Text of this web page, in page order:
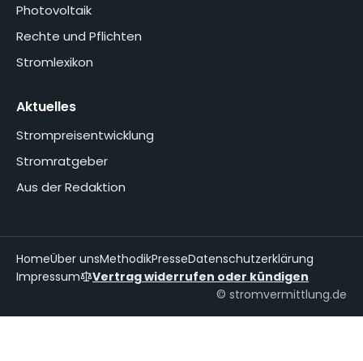
Photovoltaik
Rechte und Pflichten
Stromlexikon
Aktuelles
Strompreisentwicklung
Stromratgeber
Aus der Redaktion
HomeÜber unsMethodikPresseDatenschutzerklärung
Impressum
Vertrag widerrufen oder kündigen
© stromvermittlung.de